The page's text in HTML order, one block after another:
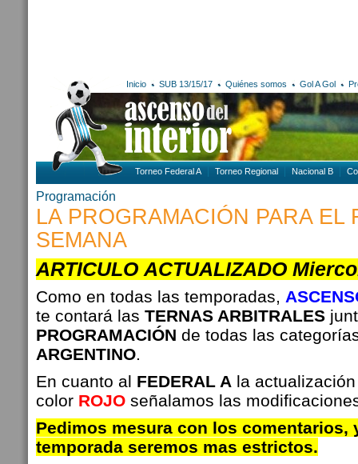
Inicio SUB 13/15/17 Quiénes somos Gol A Gol
Torneo Federal A Torneo Regional Nacional B
Programación
LA PROGRAMACIÓN PARA EL
SEMANA
ARTICULO ACTUALIZADO
Como en todas las temporadas,
te contará las TERNAS ARBITRALES
PROGRAMACIÓN de todas las
ARGENTINO.
En cuanto al FEDERAL A la
color ROJO señalamos las
Pedimos mesura con los comentarios,
temporada seremos mas estrictos.